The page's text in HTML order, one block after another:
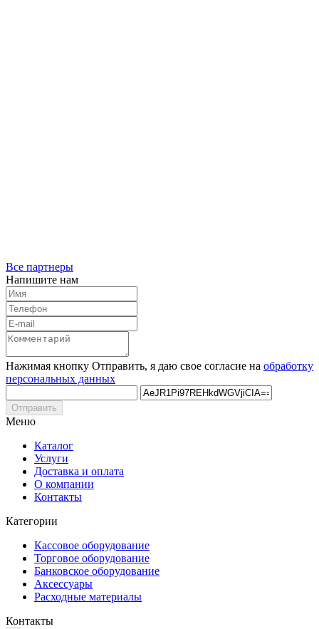
Все партнеры
Напишите нам
Нажимая кнопку Отправить, я даю свое согласие на обработку
персональных данных
Отправить
Меню
Каталог
Услуги
Доставка и оплата
О компании
Контакты
Категории
Кассовое оборудование
Торговое оборудование
Банковское оборудование
Аксессуары
Расходные материалы
Контакты